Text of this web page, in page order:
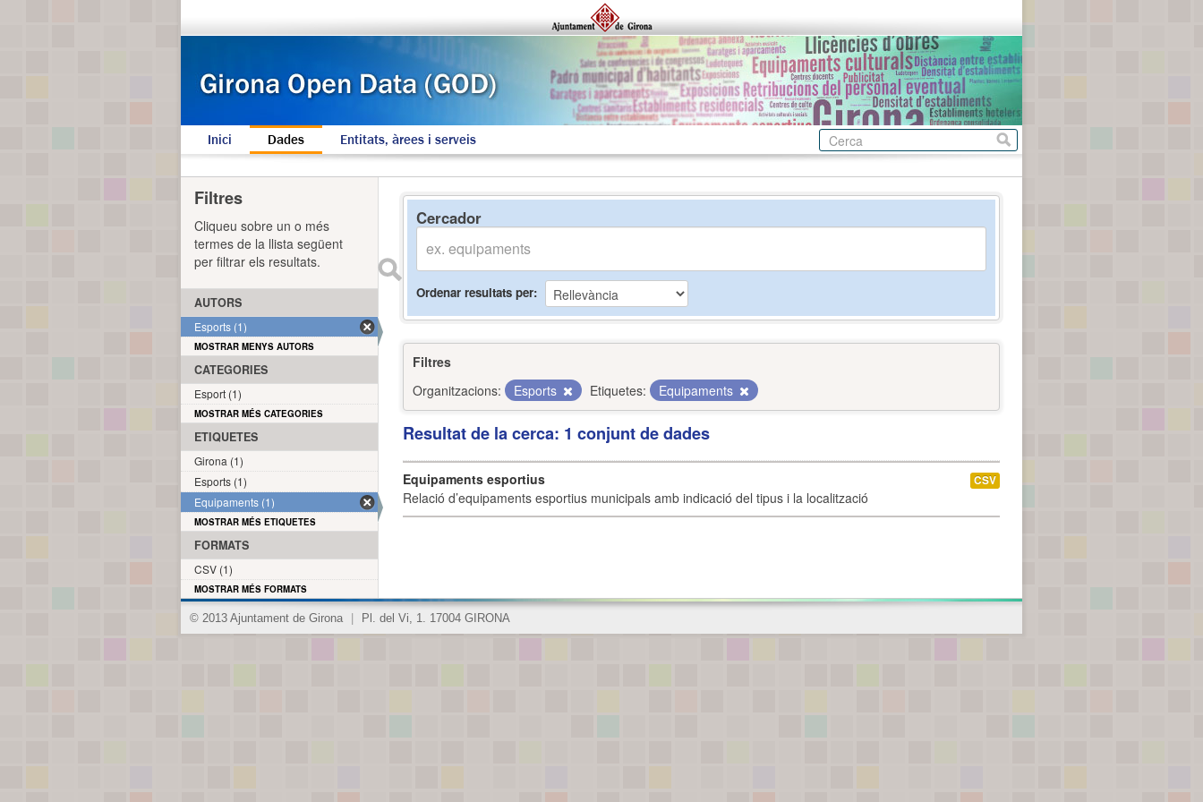
Inici Dades Entitats, àrees i serveis
Cercador
Ordenar resultats per
Filtres
Organitzacions:
Esports Etiquetes: Equipaments
Resultat de la cerca: 1 conjunt de dades
Equipaments esportius
Relació d’equipaments esportius municipals amb indicació del tipus i la localització
CSV
Filtres
Cliqueu sobre un o més
termes de la llista següent
per filtrar els resultats.
AUTORS
Esports (1)
MOSTRAR MENYS AUTORS
CATEGORIES
Esport (1)
MOSTRAR MÉS CATEGORIES
ETIQUETES
Girona (1)
Esports (1)
Equipaments (1)
MOSTRAR MÉS ETIQUETES
FORMATS
CSV (1)
MOSTRAR MÉS FORMATS
© 2013 Ajuntament de Girona Pl. del Vi, 1. 17004 GIRONA